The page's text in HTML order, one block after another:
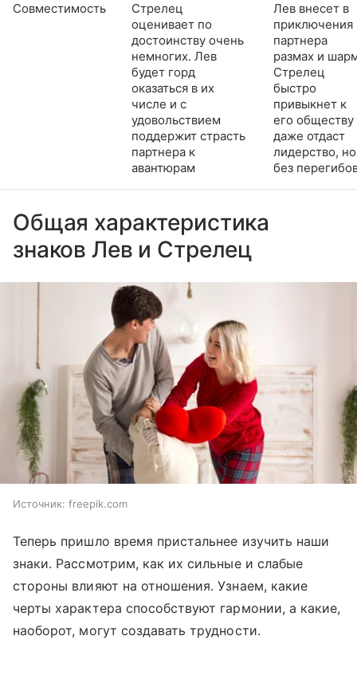
Совместимость
Стрелец
оценивает по
достоинству очень
немногих. Лев
будет горд
оказаться в их
числе и с
удовольствием
поддержит страсть
партнера к
авантюрам
Лев внесет в
приключения
партнера
размах и
Стрелец
быстро
привыкнет к
его обществу
даже отдаст
лидерство, но
без
Общая характеристика
знаков Лев и Стрелец
Источник: freepik.com
Теперь пришло время пристальнее изучить наши
знаки. Рассмотрим, как их сильные и слабые
стороны влияют на отношения. Узнаем, какие
черты характера способствуют гармонии, а какие,
наоборот, могут создавать трудности.